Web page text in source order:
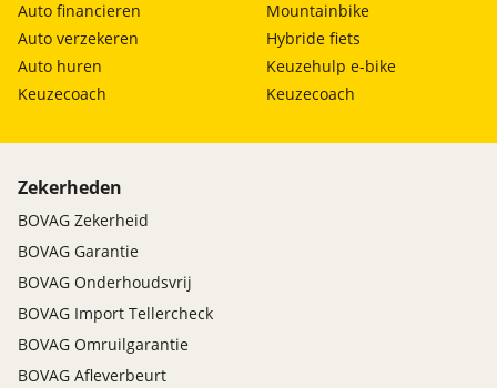
Auto financieren
Auto verzekeren
Auto huren
Keuzecoach
Mountainbike
Hybride fiets
Keuzehulp e-bike
Keuzecoach
Zekerheden
BOVAG Zekerheid
BOVAG Garantie
BOVAG Onderhoudsvrij
BOVAG Import Tellercheck
BOVAG Omruilgarantie
BOVAG Afleverbeurt